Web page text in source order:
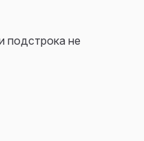
подстрока не